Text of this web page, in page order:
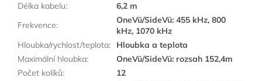
Délka kabelu:
6,2 m
Frekvence:
OneVü/SideVü: 455 kHz, 800
kHz, 1070 kHz
Hloubka/rychlost/teplota:
Hloubka a teplota
Maximální hloubka:
OneVü/SideVü: rozsah 152,4m
Počet kolíků: 12